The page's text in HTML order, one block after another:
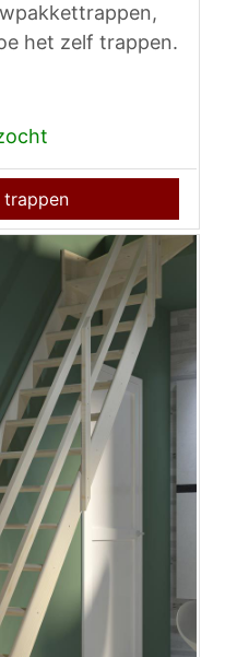
het zelf trappen.